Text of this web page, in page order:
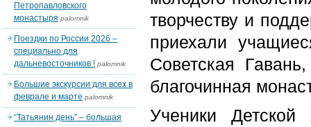
творчеству и
приехали
Советская
благочинная
Ученики Детской
Петропавловского
монастыря palomnik
Поездки по России 2026 –
специально для
дальневосточников ! palomnik
Большие экскурсии для всех в
феврале и марте palomnik
“Татьянин день” – большая